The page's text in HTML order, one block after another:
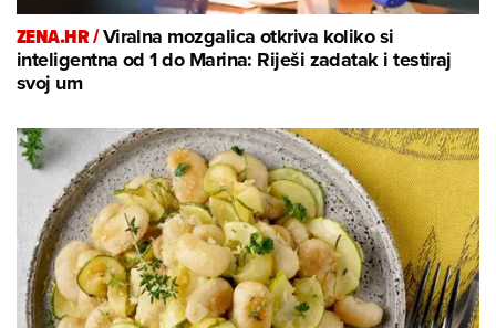
ZENA.HR /Viralna mozgalica otkriva koliko si
inteligentna od 1 do Marina: Riješi zadatak i testiraj
svoj um